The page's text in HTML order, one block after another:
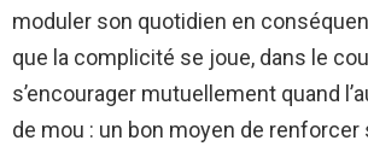
moduler son quotidien en
que la complicité se joue, dans le
s’encourager mutuellement quand
de mou : un bon moyen de renforcer